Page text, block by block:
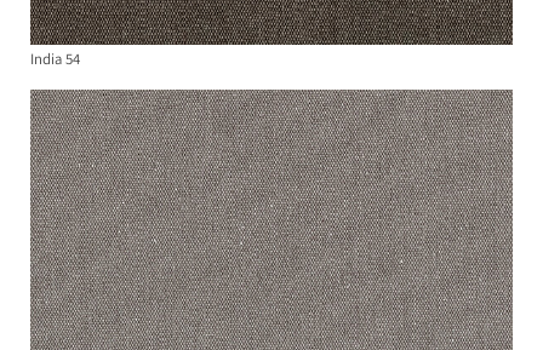
India 54